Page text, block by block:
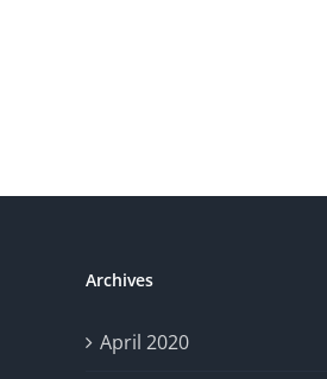
Archives
April 2020